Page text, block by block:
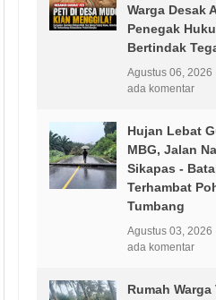
Warga Desak
Penegak
Bertindak
Agustus 06, 2026
ada komentar
Hujan Lebat
MBG, Jalan
Sikapas -
Terhambat
Tumbang
Agustus 03, 2026
ada komentar
Rumah Warga